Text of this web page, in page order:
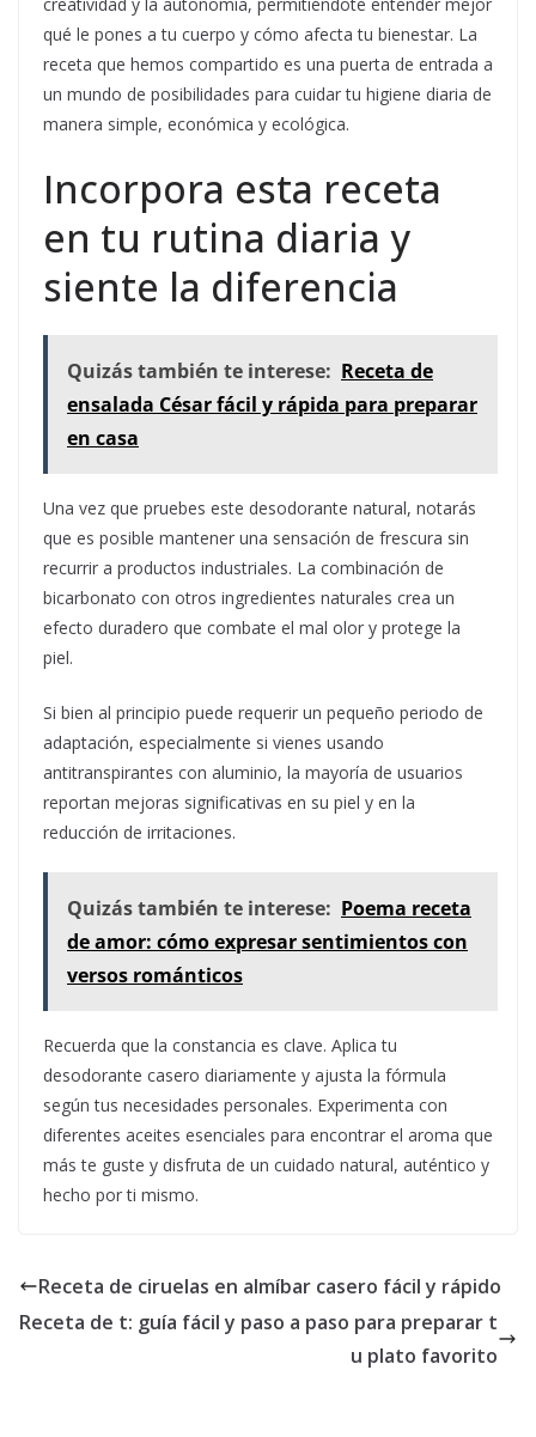
qué le pones a tu cuerpo y cómo afecta tu bienestar. La
receta que hemos compartido es una puerta de entrada a
un mundo de posibilidades para cuidar tu higiene diaria de
manera simple, económica y ecológica.
Incorpora esta receta
en tu rutina diaria y
siente la diferencia
Quizás también te interese: Receta de
ensalada César fácil y rápida para preparar
en casa
Una vez que pruebes este desodorante natural, notarás
que es posible mantener una sensación de frescura sin
recurrir a productos industriales. La combinación de
bicarbonato con otros ingredientes naturales crea un
efecto duradero que combate el mal olor y protege la
piel.
Si bien al principio puede requerir un pequeño periodo de
adaptación, especialmente si vienes usando
antitranspirantes con aluminio, la mayoría de usuarios
reportan mejoras significativas en su piel y en la
reducción de irritaciones.
Quizás también te interese: Poema receta
de amor: cómo expresar sentimientos con
versos románticos
Recuerda que la constancia es clave. Aplica tu
desodorante casero diariamente y ajusta la fórmula
según tus necesidades personales. Experimenta con
diferentes aceites esenciales para encontrar el aroma que
más te guste y disfruta de un cuidado natural, auténtico y
hecho por ti mismo.
Receta de ciruelas en almíbar casero fácil y rápido
Receta de t: guía fácil y paso a paso para preparar t
u plato favorito